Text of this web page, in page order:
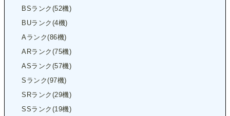
BSランク(52機)
BUランク(4機)
Aランク(86機)
ARランク(75機)
ASランク(57機)
Sランク(97機)
SRランク(29機)
SSランク(19機)